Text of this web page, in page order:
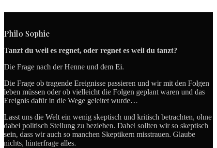
Philo Sophie
Tanzt du weil es regnet, oder regnet es weil du tanzt?
Die Frage nach der Henne und dem Ei.
Die Frage ob tragende Ereignisse passieren und wir mit den Folgen
leben müssen oder ob vielleicht die Folgen geplant waren und das
Ereignis dafür in die Wege geleitet wurde…
Lasst uns die Welt ein wenig skeptisch und kritisch betrachten, ohne
dabei politisch Stellung zu beziehen. Dabei sollten wir so skeptisch
sein, dass wir auch so manchen Skeptikern misstrauen. Glaube
nichts, hinterfrage alles.